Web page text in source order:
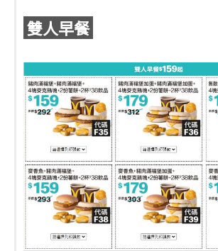
雙人早餐